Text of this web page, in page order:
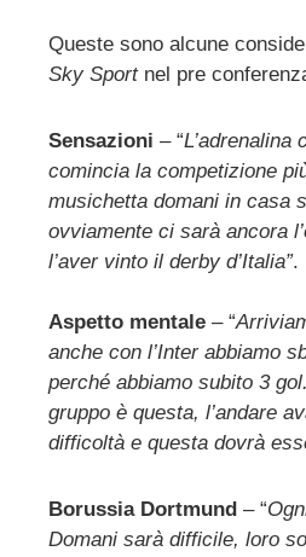
Queste sono alcune
Sky Sportnel pre
Sensazioni – “L’adrenalina
comincia la competizione
musichetta domani in casa
ovviamente ci sarà ancora
l’aver vinto il derby d’Italia”.
Aspetto mentale – “
anche con l’Inter abbiamo
perché abbiamo subito 3
gruppo è questa, l’andare
difficoltà e questa dovrà
Borussia Dortmund – “
Domani sarà difficile, loro